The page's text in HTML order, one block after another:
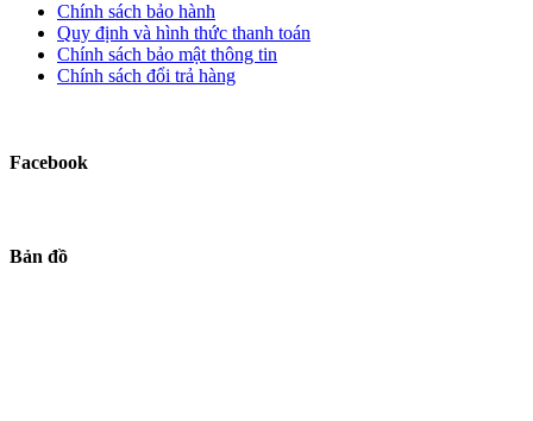
Chính sách bảo hành
Quy định và hình thức thanh toán
Chính sách bảo mật thông tin
Chính sách đổi trả hàng
Facebook
Bản đồ